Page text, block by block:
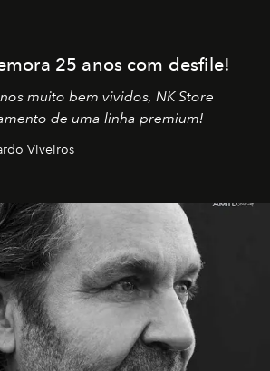
25 anos com desfile!
muito bem vividos, NK Store
de uma linha premium!
Viveiros